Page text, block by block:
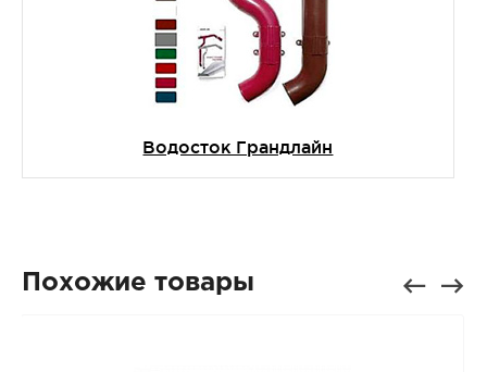
Водосток Грандлайн
Похожие товары